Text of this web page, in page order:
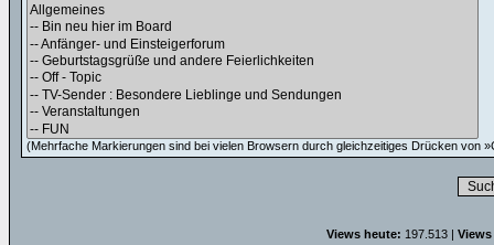
(Mehrfache Markierungen sind bei vielen Browsern durch gleichzeitiges Drücken von
Views heute: 197.513 |